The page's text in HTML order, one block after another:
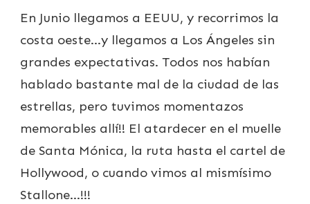
En Junio llegamos a EEUU, y recorrimos la
costa oeste…y llegamos a Los Ángeles sin
grandes expectativas. Todos nos habían
hablado bastante mal de la ciudad de las
estrellas, pero tuvimos momentazos
memorables allí!! El atardecer en el muelle
de Santa Mónica, la ruta hasta el cartel de
Hollywood, o cuando vimos al mismísimo
Stallone…!!!